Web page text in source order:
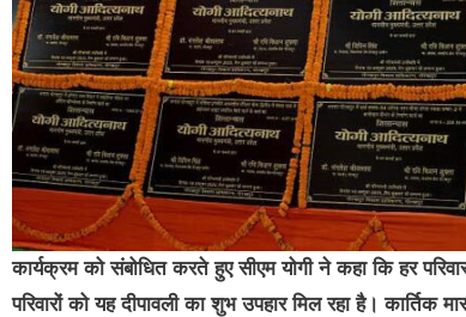
कार्यक्रम को संबोधित करते हुए सीएम योगी ने कहा कि हर
परिवारों को यह दीपावली का शुभ उपहार मिल रहा है।